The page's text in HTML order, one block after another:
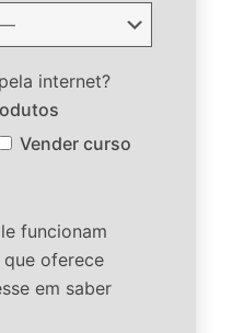
internet?
Vender curso
funcionam
oferece
em saber